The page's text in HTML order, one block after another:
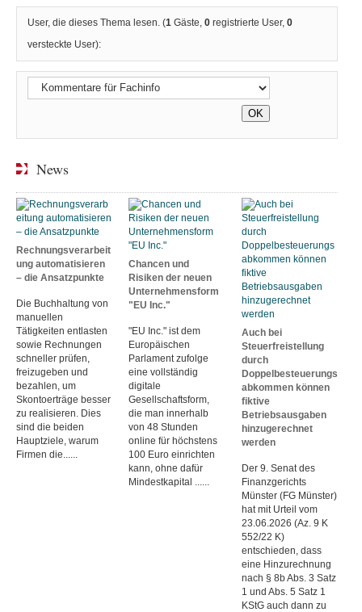
User, die dieses Thema lesen. (1 Gäste,0 registrierte User,0
versteckte User):
News
Rechnungsverarbeit
ung automatisieren
– die Ansatzpunkte
Die Buchhaltung von
manuellen
Tätigkeiten entlasten
sowie Rechnungen
schneller prüfen,
freizugeben und
bezahlen, um
Skontoerträge besser
zu realisieren. Dies
sind die beiden
Hauptziele, warum
Firmen die......
Chancen und
Risiken der neuen
Unternehmensform
"EU Inc."
"EU Inc." ist dem
Europäischen
Parlament zufolge
eine vollständig
digitale
Gesellschaftsform,
die man innerhalb
von 48 Stunden
online für höchstens
100 Euro einrichten
kann, ohne dafür
Mindestkapital ......
Auch bei
Steuerfreistellung
durch
Doppelbesteuerungs
abkommen können
fiktive
Betriebsausgaben
hinzugerechnet
werden
Der 9. Senat des
Finanzgerichts
Münster (FG Münster)
hat mit Urteil vom
23.06.2026 (Az. 9 K
552/22 K)
entschieden, dass
eine Hinzurechnung
nach § 8b Abs. 3 Satz
1 und Abs. 5 Satz 1
KStG auch dann zu